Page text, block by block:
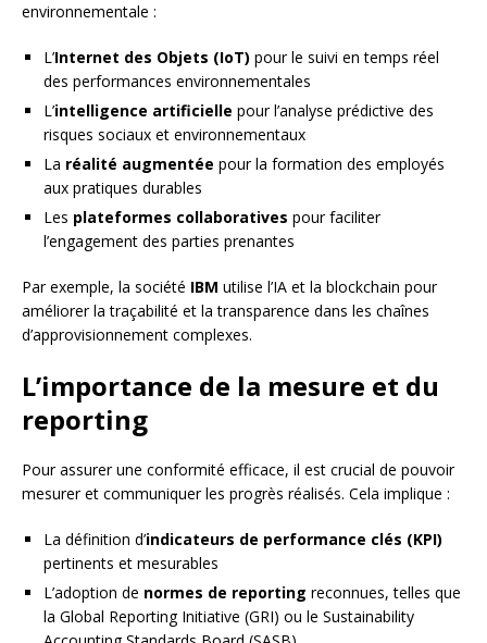
environnementale :
L’Internet des Objets (IoT) pour le suivi en temps réel
des performances environnementales
L’intelligence artificielle pour l’analyse prédictive des
risques sociaux et environnementaux
La réalité augmentée pour la formation des employés
aux pratiques durables
Les plateformes collaboratives pour faciliter
l’engagement des parties prenantes
Par exemple, la société IBM utilise l’IA et la blockchain pour
améliorer la traçabilité et la transparence dans les chaînes
d’approvisionnement complexes.
L’importance de la mesure et du
reporting
Pour assurer une conformité efficace, il est crucial de pouvoir
mesurer et communiquer les progrès réalisés. Cela implique :
La définition d’indicateurs de performance clés (KPI)
pertinents et mesurables
L’adoption de normes de reporting reconnues, telles que
la Global Reporting Initiative (GRI) ou le Sustainability